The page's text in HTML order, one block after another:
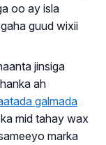
oo ay isla
guud wixii
jinsiga
ah
galmada
mid tahay wax
marka